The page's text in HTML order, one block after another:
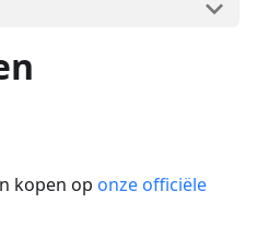
kopen op onze officiële